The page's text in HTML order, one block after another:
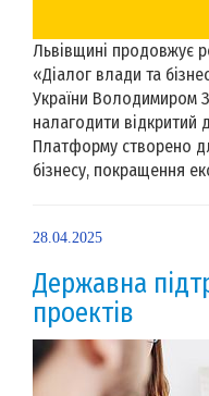
Львівщині продовжує
«Діалог влади та
України Володимиром
налагодити відкритий
Платформу створено
бізнесу, покращення
28.04.2025
Державна
проектів